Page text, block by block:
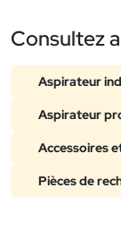
Consultez
Aspirateur
Aspirateur
Accessoires
Pièces de